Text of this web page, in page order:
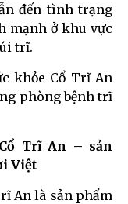
đến tình trạng
mạnh ở khu vực
trĩ.
khỏe Cổ Trĩ An
phòng bệnh trĩ
Trĩ An – sản
Việt
An là sản phẩm